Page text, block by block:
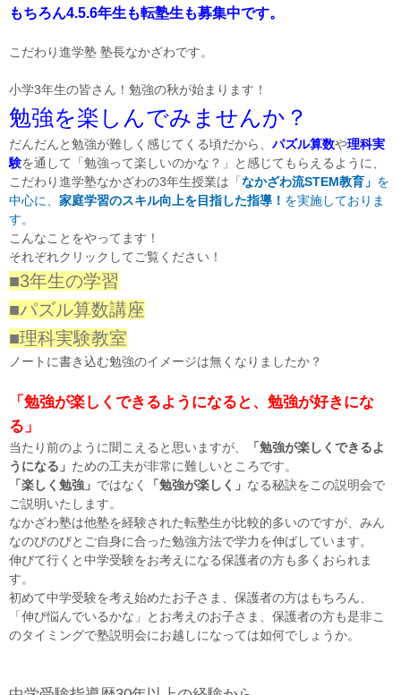
もちろん4.5.6年生も転塾生も募集中です。
こだわり進学塾 塾長なかざわです。
小学3年生の皆さん！勉強の秋が始まります！
勉強を楽しんでみませんか？
だんだんと勉強が難しく感じてくる頃だから、 パズル算数や理科実
験を通して「勉強って楽しいのかな？」と感じてもらえるように、
こだわり進学塾なかざわの3年生授業は「 なかざわ流STEM教育」 を
中心に、 家庭学習のスキル向上を目指した指導！ を実施しておりま
す。
こんなことをやってます！
それぞれクリックしてご覧ください！
■3年生の学習
■パズル算数講座
■理科実験教室
ノートに書き込む勉強のイメージは無くなりましたか？
「勉強が楽しくできるようになると、勉強が好きにな
る」
当たり前のように聞こえると思いますが、
「勉強が楽しくできるよ
うになる」 ための工夫が非常に難しいところです。
「楽しく勉強」 ではなく 「勉強が楽しく」 なる秘訣をこの説明会で
ご説明いたします。
なかざわ塾は他塾を経験された転塾生が比較的多いのですが、みん
なのびのびとご自身に合った勉強方法で学力を伸ばしています。
伸びて行くと中学受験をお考えになる保護者の方も多くおられま
す。
初めて中学受験を考え始めたお子さま、保護者の方はもちろん、
「伸び悩んでいるかな」とお考えのお子さま、保護者の方も是非こ
のタイミングで塾説明会にお越しになっては如何でしょうか。